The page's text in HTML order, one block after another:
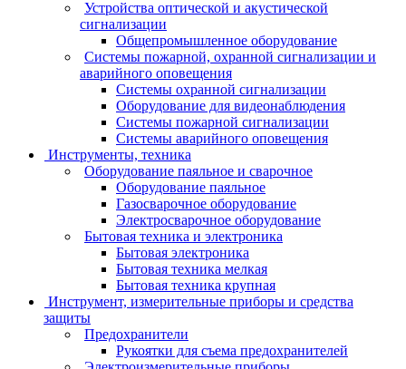
Устройства оптической и акустической
сигнализации
Общепромышленное оборудование
Системы пожарной, охранной сигнализации и
аварийного оповещения
Системы охранной сигнализации
Оборудование для видеонаблюдения
Системы пожарной сигнализации
Системы аварийного оповещения
Инструменты, техника
Оборудование паяльное и сварочное
Оборудование паяльное
Газосварочное оборудование
Электросварочное оборудование
Бытовая техника и электроника
Бытовая электроника
Бытовая техника мелкая
Бытовая техника крупная
Инструмент, измерительные приборы и средства
защиты
Предохранители
Рукоятки для съема предохранителей